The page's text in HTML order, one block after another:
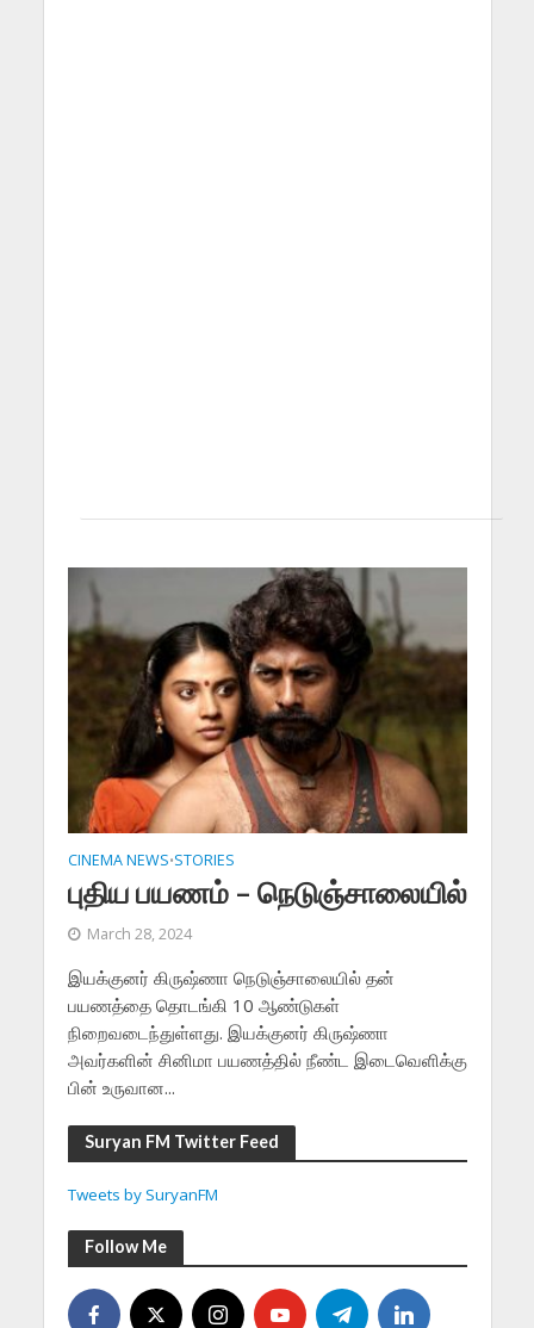
CINEMA NEWS•STORIES
புதிய பயணம் – நெடுஞ்சாலையில்
March 28, 2024
இயக்குனர் கிருஷ்ணா நெடுஞ்சாலையில் தன்
பயணத்தை தொடங்கி 10 ஆண்டுகள்
நிறைவடைந்துள்ளது. இயக்குனர் கிருஷ்ணா
அவர்களின் சினிமா பயணத்தில் நீண்ட இடைவெளிக்கு
பின் உருவான...
Suryan FM Twitter Feed
Tweets by SuryanFM
Follow Me